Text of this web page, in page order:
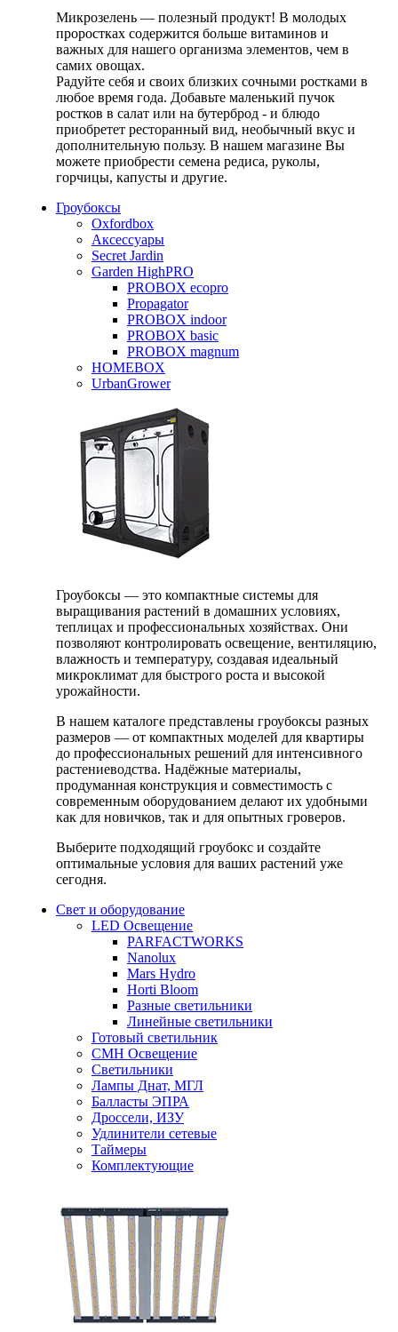
Микрозелень — полезный продукт! В молодых
проростках содержится больше витаминов и
важных для нашего организма элементов, чем в
самих овощах.
Радуйте себя и своих близких сочными ростками в
любое время года. Добавьте маленький пучок
ростков в салат или на бутерброд - и блюдо
приобретет ресторанный вид, необычный вкус и
дополнительную пользу. В нашем магазине Вы
можете приобрести семена редиса, руколы,
горчицы, капусты и другие.
Гроубоксы
Oxfordbox
Аксессуары
Secret Jardin
Garden HighPRO
PROBOX ecopro
Propagator
PROBOX indoor
PROBOX basic
PROBOX magnum
HOMEBOX
UrbanGrower
Гроубоксы — это компактные системы для
выращивания растений в домашних условиях,
теплицах и профессиональных хозяйствах. Они
позволяют контролировать освещение, вентиляцию,
влажность и температуру, создавая идеальный
микроклимат для быстрого роста и высокой
урожайности.
В нашем каталоге представлены гроубоксы разных
размеров — от компактных моделей для квартиры
до профессиональных решений для интенсивного
растениеводства. Надёжные материалы,
продуманная конструкция и совместимость с
современным оборудованием делают их удобными
как для новичков, так и для опытных гроверов.
Выберите подходящий гроубокс и создайте
оптимальные условия для ваших растений уже
сегодня.
Свет и оборудование
LED Освещение
PARFACTWORKS
Nanolux
Mars Hydro
Horti Bloom
Разные светильники
Линейные светильники
Готовый светильник
CMH Освещение
Светильники
Лампы Днат, МГЛ
Балласты ЭПРА
Дроссели, ИЗУ
Удлинители сетевые
Таймеры
Комплектующие